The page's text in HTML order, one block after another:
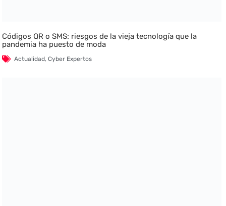
Códigos QR o SMS: riesgos de la vieja tecnología que la
pandemia ha puesto de moda
Actualidad,Cyber Expertos